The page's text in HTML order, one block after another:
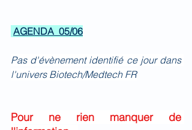
AGENDA  05/06
Pas d'évènement identifié ce jour dans
l'univers Biotech/Medtech FR
Pour ne rien manquer de